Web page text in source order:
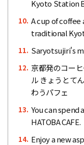
Kyoto Station
10. A cup of
traditional
11. Saryotsujiri's
12. 京都発のコー
ル きょうとて
わうパフェ
13. You can
HATOBA CAFE.
14. Enjoy a new